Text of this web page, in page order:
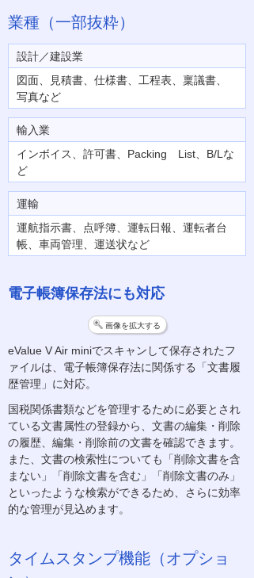
業種（一部抜粋）
設計／建設業
図面、見積書、仕様書、工程表、稟議書、
写真など
輸入業
インボイス、許可書、Packing List、B/Lな
ど
運輸
運航指示書、点呼簿、運転日報、運転者台
帳、車両管理、運送状など
電子帳簿保存法にも対応
画像を拡大する
eValue V Air miniでスキャンして保存されたフ
ァイルは、電子帳簿保存法に関係する「文書履
歴管理」に対応。
国税関係書類などを管理するために必要とされ
ている文書属性の登録から、文書の編集・削除
の履歴、編集・削除前の文書を確認できます。
また、文書の検索性についても「削除文書を含
まない」「削除文書を含む」「削除文書のみ」
といったような検索ができるため、さらに効率
的な管理が見込めます。
タイムスタンプ機能（オプショ